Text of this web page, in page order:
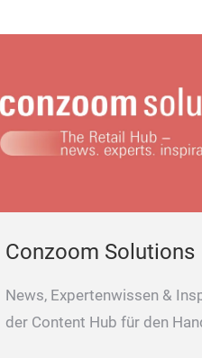
Conzoom Solutions
News, Expertenwissen &
der Content Hub für den